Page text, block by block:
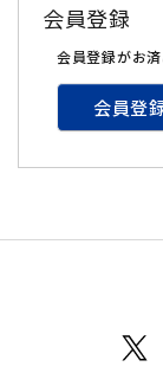
日用品
ギフト
会員登録
会員登録がお済
会員登